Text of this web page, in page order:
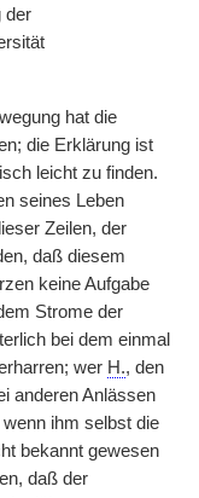
der
hat die
die Erklärung ist
leicht zu finden.
seines Leben
Zeilen, der
daß diesem
keine Aufgabe
Strome der
bei dem einmal
wer H., den
anderen Anlässen
ihm selbst die
bekannt gewesen
daß der